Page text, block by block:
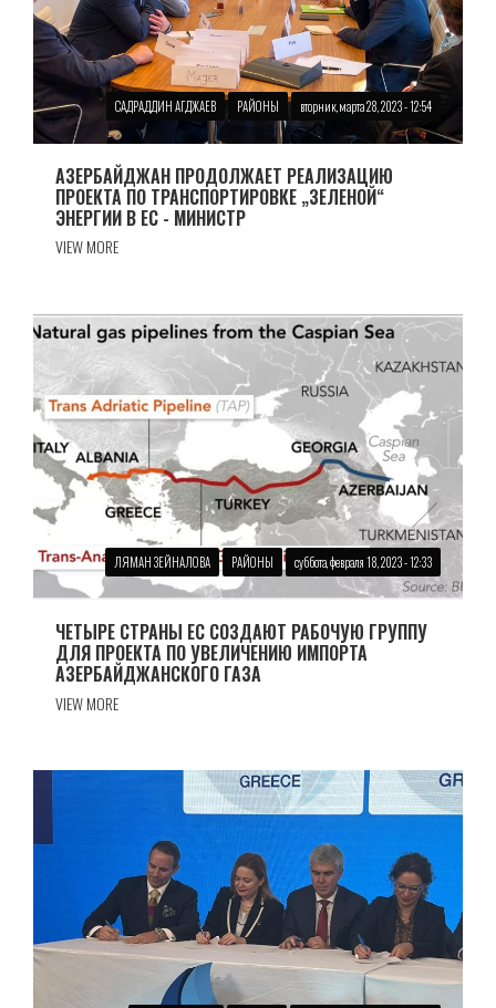
САДРАДДИН АГДЖАЕВ РАЙОНЫ вторник, марта 28, 2023 - 12:54
АЗЕРБАЙДЖАН ПРОДОЛЖАЕТ РЕАЛИЗАЦИЮ
ПРОЕКТА ПО ТРАНСПОРТИРОВКЕ „ЗЕЛЕНОЙ“
ЭНЕРГИИ В ЕС - МИНИСТР
VIEW MORE
ЛЯМАН ЗЕЙНАЛОВА РАЙОНЫ суббота, февраля 18, 2023 - 12:33
ЧЕТЫРЕ СТРАНЫ ЕС СОЗДАЮТ РАБОЧУЮ ГРУППУ
ДЛЯ ПРОЕКТА ПО УВЕЛИЧЕНИЮ ИМПОРТА
АЗЕРБАЙДЖАНСКОГО ГАЗА
VIEW MORE